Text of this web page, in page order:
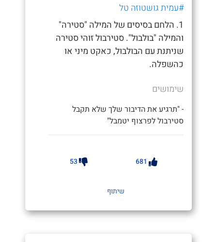
#עמית גושטוזה טל
1. הלחם בסיסים של המילה "סטירה"
והמילה "בולבול". סטירבול זוהי סטירה
שניתנת עם הבולבול, כאקט מיני או
כהשפלה.
שימושים
- "תרגיע את הדיבור שלך שלא תקבל
סטירבול לפרצוף יטמבל"
681
53
שיתוף